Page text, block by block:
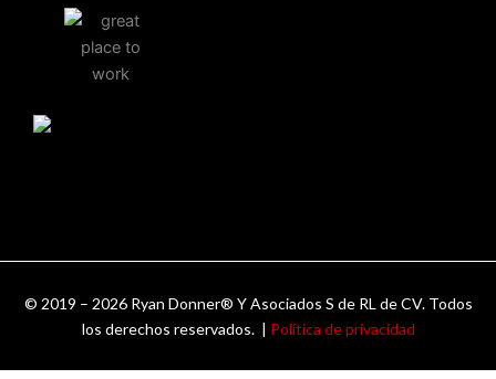
© 2019 – 2026 Ryan Donner® Y Asociados S de RL de CV. Todos
los derechos reservados. | Política de privacidad